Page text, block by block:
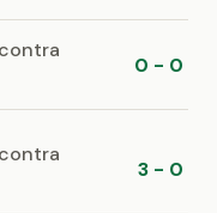
contra
0 - 0
contra
3 - 0